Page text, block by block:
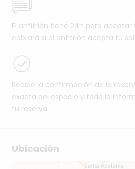
El anfitrión tiene 24h para aceptar
cobrará si el anfitrión acepta tu
Recibe la confirmación de la
exacta del espacio y toda la
tu reserva.
Ubicación